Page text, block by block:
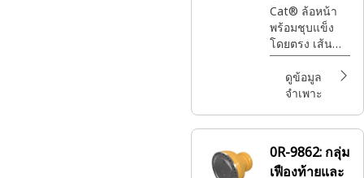
ภายนอก
1179มม
Cat® ล้อหน้า
พร้อมชุบแข็ง
โดยตรง เส้น
ผ่านศูนย์กลาง
ภายนอก
1179มม.
ดูข้อมูล
จำเพาะ
0R-9862: กลุ่ม
เฟืองท้ายและ